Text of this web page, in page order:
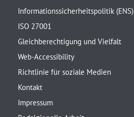
Informationssicherheitspolitik (ENS)
ISO 27001
Gleichberechtigung und Vielfalt
Web-Accessibility
Richtlinie für soziale Medien
Kontakt
Impressum